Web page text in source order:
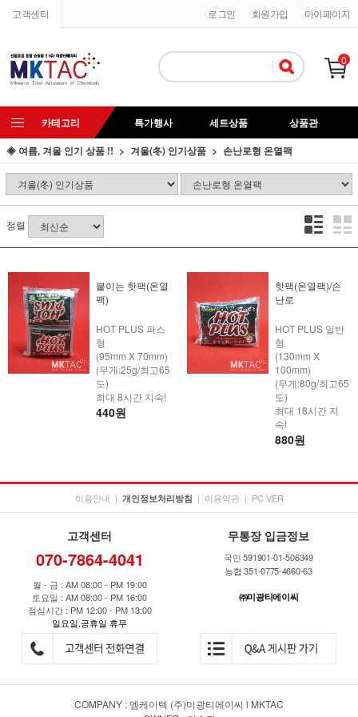
고객센터 마이페이지
회원가입
로그인
0
카테고리 특가행사 세트상품
상품관
◈ 여름, 겨울 인기 상품 !!
겨울(冬) 인기상품 손난로형 온열팩
정렬
붙이는 핫팩(온열
팩)
HOT PLUS 파스
형
(95mm X 70mm)
(무게:25g/최고65
도)
최대 8시간 지속!
440원
핫팩(온열팩)/손
난로
HOT PLUS 일반
형
(130mm X
100mm)
(무게:80g/최고65
도)
최대 18시간 지
속!
880원
이용안내 | 개인정보처리방침 | 이용약관 | PC VER
고객센터
070-7864-4041
월 - 금 : AM 08:00 - PM 19:00
토요일 : AM 08:00 - PM 16:00
점심시간 : PM 12:00 - PM 13:00
일요일,공휴일 휴무
무통장 입금정보
국민 591901-01-506349
농협 351-0775-4660-63
㈜미광티에이씨
COMPANY : 엠케이텍 (주)미광티에이씨 l MKTAC